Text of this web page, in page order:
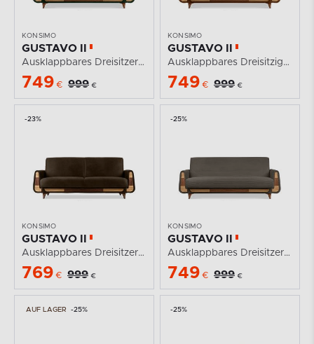
KONSIMO
GUSTAVO II
Ausklappbares Dreisitzer-Sofa aus dunkelgrün Kordstoff
749 € 999 €
KONSIMO
GUSTAVO II
Ausklappbares Dreisitziges-Sofa aus rotem Kordstoff
749 € 999 €
-23%
KONSIMO
GUSTAVO II
Ausklappbares Dreisitzer-Sofa im Wildlederimitat-Stil...
769 € 999 €
-25%
KONSIMO
GUSTAVO II
Ausklappbares Dreisitzer-Sofa aus graubeige Kordstoff
749 € 999 €
AUF LAGER -25% -25%